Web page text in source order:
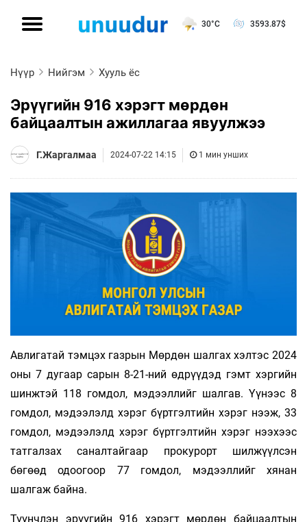
30°C 3593.87$
Нүүр Нийгэм Хууль ёс
Эрүүгийн 916 хэрэгт мөрдөн
байцаалтын ажиллагаа явуулжээ
Г.Жаргалмаа 2024-07-22 14:15 1 мин унших
Авлигатай тэмцэх газрын Мөрдөн шалгах хэлтэс 2024
оны 7 дугаар сарын 8-21-ний өдрүүдэд гэмт хэргийн
шинжтэй 118 гомдол, мэдээллийг шалгав. Үүнээс 8
гомдол, мэдээлэлд хэрэг бүртгэлтийн хэрэг нээж, 33
гомдол, мэдээлэлд хэрэг бүртгэлтийн хэрэг нээхээс
татгалзах саналтайгаар прокурорт шилжүүлсэн
бөгөөд одоогоор 77 гомдол, мэдээллийг хянан
шалгаж байна.
Түүнчлэн эрүүгийн 916 хэрэгт мөрдөн байцаалтын